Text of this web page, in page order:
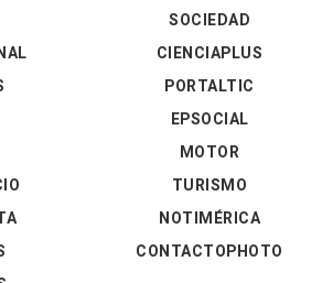
SOCIEDAD
CIENCIAPLUS
PORTALTIC
EPSOCIAL
MOTOR
TURISMO
NOTIMÉRICA
CONTACTOPHOTO